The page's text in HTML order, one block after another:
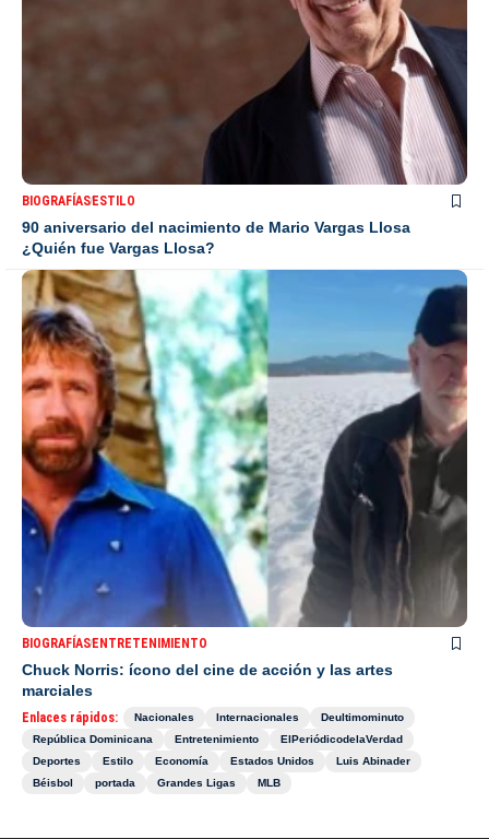
BIOGRAFÍASESTILO
90 aniversario del nacimiento de Mario Vargas Llosa
¿Quién fue Vargas Llosa?
BIOGRAFÍASENTRETENIMIENTO
Chuck Norris: ícono del cine de acción y las artes
marciales
Enlaces rápidos: Nacionales Internacionales
Deultimominuto
República Dominicana
Entretenimiento
ElPeriódicodelaVerdad
Deportes
Estilo Economía Estados Unidos
Luis Abinader
Béisbol
portada Grandes Ligas MLB